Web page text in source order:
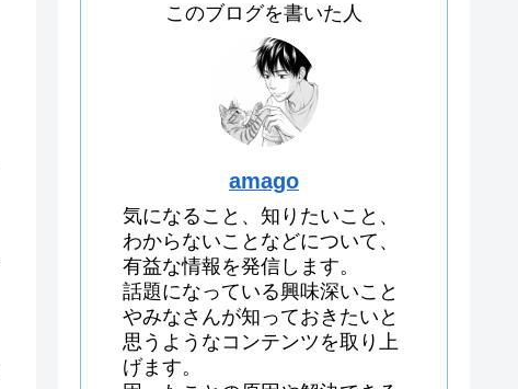
このブログを書いた人
amago
気になること、知りたいこと、
わからないことなどについて、
有益な情報を発信します。
話題になっている興味深いこと
やみなさんが知っておきたいと
思うようなコンテンツを取り上
げます。